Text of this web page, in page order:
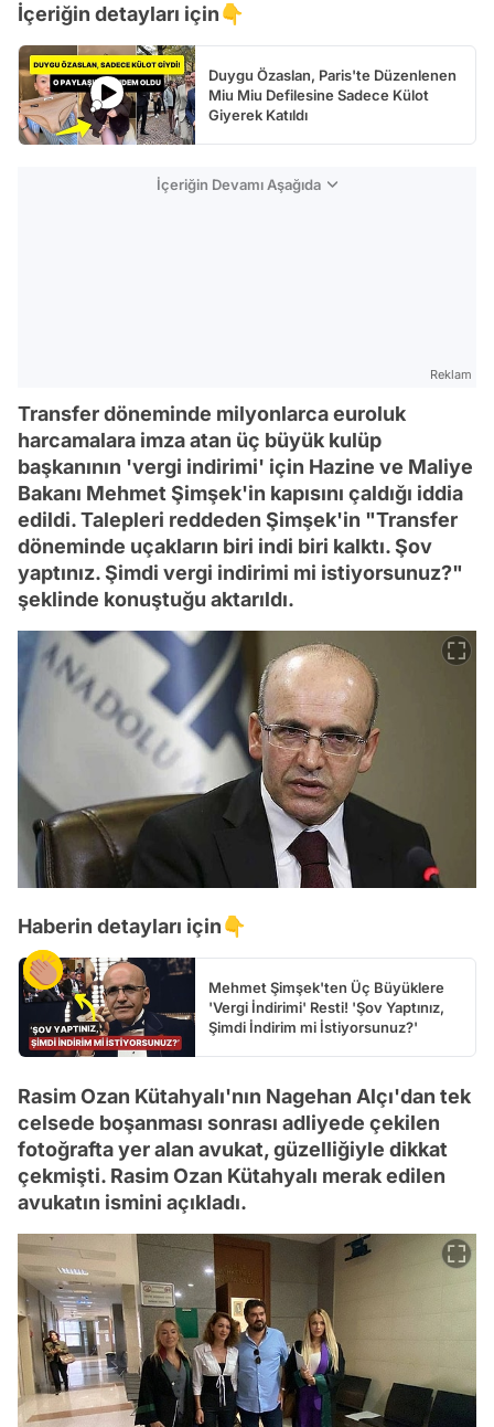
İçeriğin detayları için👇
Duygu Özaslan, Paris'te Düzenlenen
Miu Miu Defilesine Sadece Külot
Giyerek Katıldı
İçeriğin Devamı Aşağıda
Reklam
Transfer döneminde milyonlarca euroluk
harcamalara imza atan üç büyük kulüp
başkanının 'vergi indirimi' için Hazine ve Maliye
Bakanı Mehmet Şimşek'in kapısını çaldığı iddia
edildi. Talepleri reddeden Şimşek'in "Transfer
döneminde uçakların biri indi biri kalktı. Şov
yaptınız. Şimdi vergi indirimi mi istiyorsunuz?"
şeklinde konuştuğu aktarıldı.
Haberin detayları için👇
Mehmet Şimşek'ten Üç Büyüklere
'Vergi İndirimi' Resti! 'Şov Yaptınız,
Şimdi İndirim mi İstiyorsunuz?'
Rasim Ozan Kütahyalı'nın Nagehan Alçı'dan tek
celsede boşanması sonrası adliyede çekilen
fotoğrafta yer alan avukat, güzelliğiyle dikkat
çekmişti. Rasim Ozan Kütahyalı merak edilen
avukatın ismini açıkladı.